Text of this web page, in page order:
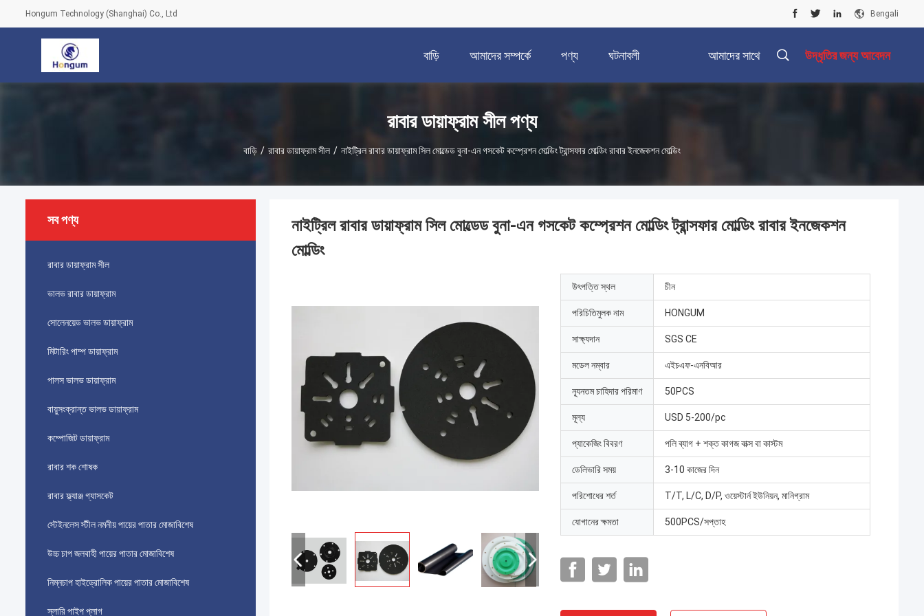
Hongum Technology (Shanghai) Co., Ltd Bengali
বাড়ি আমাদের সম্পর্কে পণ্য ঘটনাবলী আমাদের সাথে উদ্ধৃতির জন্য আবেদন
রাবার ডায়াফ্রাম সীল পণ্য
বাড়ি / রাবার ডায়াফ্রাম সীল / নাইট্রিল রাবার ডায়াফ্রাম সিল মোল্ডেড বুনা-এন গসকেট কম্প্রেশন মোল্ডিং ট্রান্সফার মোল্ডিং রাবার ইনজেকশন মোল্ডিং
সব পণ্য
রাবার ডায়াফ্রাম সীল
ভালভ রাবার ডায়াফ্রাম
সোলেনয়েড ভালভ ডায়াফ্রাম
মিটারিং পাম্প ডায়াফ্রাম
পালস ভালভ ডায়াফ্রাম
বায়ুসংক্রান্ত ভালভ ডায়াফ্রাম
কম্পোজিট ডায়াফ্রাম
রাবার শক শোষক
রাবার ফ্ল্যাঞ্জ গ্যাসকেট
স্টেইনলেস স্টীল নমনীয় পায়ের পাতার মোজাবিশেষ
উচ্চ চাপ জলবাহী পায়ের পাতার মোজাবিশেষ
নিম্নচাপ হাইড্রোলিক পায়ের পাতার মোজাবিশেষ
স্লারি পাইপ প্লাগ
নাইট্রিল রাবার ডায়াফ্রাম সিল মোল্ডেড বুনা-এন গসকেট কম্প্রেশন মোল্ডিং ট্রান্সফার মোল্ডিং রাবার ইনজেকশন
মোল্ডিং
উৎপত্তি স্থল চীন
পরিচিতিমুলক নাম HONGUM
সাক্ষ্যদান SGS CE
মডেল নম্বার এইচএফ-এনবিআর
ন্যূনতম চাহিদার পরিমাণ 50PCS
মূল্য USD 5-200/pc
প্যাকেজিং বিবরণ পলি ব্যাগ + শক্ত কাগজ বাক্স বা কাস্টম
ডেলিভারি সময় 3-10 কাজের দিন
পরিশোধের শর্ত T/T, L/C, D/P, ওয়েস্টার্ন ইউনিয়ন, মানিগ্রাম
যোগানের ক্ষমতা 500PCS/সপ্তাহ